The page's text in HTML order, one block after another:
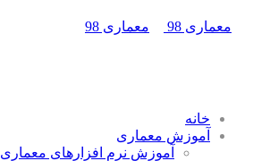
خانه
آموزش معماری
آموزش نرم افزارهای معماری